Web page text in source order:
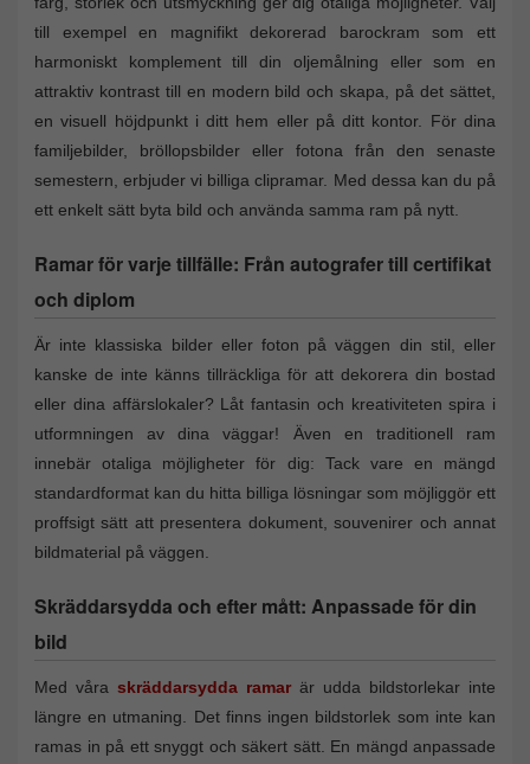
till exempel en magnifikt dekorerad barockram som ett
harmoniskt komplement till din oljemålning eller som en
attraktiv kontrast till en modern bild och skapa, på det sättet,
en visuell höjdpunkt i ditt hem eller på ditt kontor. För dina
familjebilder, bröllopsbilder eller fotona från den senaste
semestern, erbjuder vi billiga clipramar. Med dessa kan du på
ett enkelt sätt byta bild och använda samma ram på nytt.
Ramar för varje tillfälle: Från autografer till certifikat
och diplom
Är inte klassiska bilder eller foton på väggen din stil, eller
kanske de inte känns tillräckliga för att dekorera din bostad
eller dina affärslokaler? Låt fantasin och kreativiteten spira i
utformningen av dina väggar! Även en traditionell ram
innebär otaliga möjligheter för dig: Tack vare en mängd
standardformat kan du hitta billiga lösningar som möjliggör ett
proffsigt sätt att presentera dokument, souvenirer och annat
bildmaterial på väggen.
Skräddarsydda och efter mått: Anpassade för din
bild
Med våra skräddarsydda ramar är udda bildstorlekar inte
längre en utmaning. Det finns ingen bildstorlek som inte kan
ramas in på ett snyggt och säkert sätt. En mängd anpassade